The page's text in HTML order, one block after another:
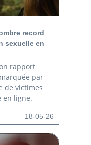
record
sexuelle en
rapport
par
de victimes
en ligne.
18-05-26